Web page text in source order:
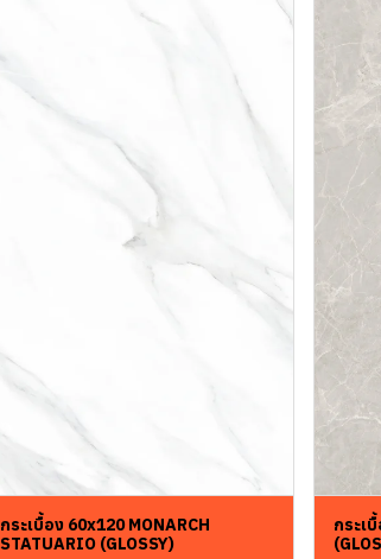
กระเบื้อง 60x120 MONARCH
STATUARIO (GLOSSY)
กระเ